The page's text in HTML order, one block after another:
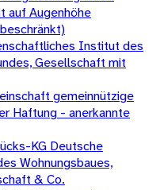
auf Augenhöhe
Institut des
Gesellschaft mit
gemeinnützige
Haftung - anerkannte
KG Deutsche
Wohnungsbaues,
& Co.